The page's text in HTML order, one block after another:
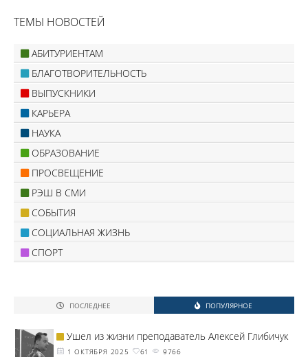
ТЕМЫ НОВОСТЕЙ
АБИТУРИЕНТАМ
БЛАГОТВОРИТЕЛЬНОСТЬ
ВЫПУСКНИКИ
КАРЬЕРА
НАУКА
ОБРАЗОВАНИЕ
ПРОСВЕЩЕНИЕ
РЭШ В СМИ
СОБЫТИЯ
СОЦИАЛЬНАЯ ЖИЗНЬ
СПОРТ
ПОСЛЕДНЕЕ ПОПУЛЯРНОЕ
Ушел из жизни преподаватель Алексей Глибичук
1 ОКТЯБРЯ 2025 61 9766